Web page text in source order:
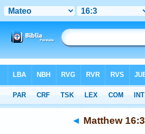
Multilingual > Matthew 16:3
◄ Matthew 16:3